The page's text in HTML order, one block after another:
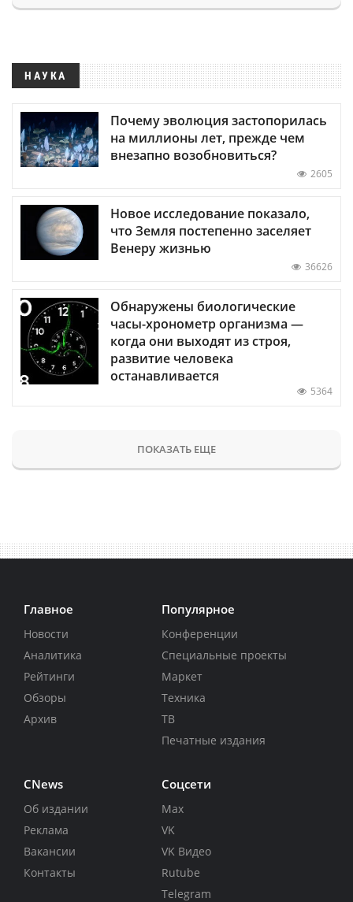
НАУКА
Почему эволюция застопорилась
на миллионы лет, прежде чем
внезапно возобновиться?
2605
Новое исследование показало,
что Земля постепенно заселяет
Венеру жизнью
36626
Обнаружены биологические
часы-хронометр организма —
когда они выходят из строя,
развитие человека
останавливается
5364
ПОКАЗАТЬ ЕЩЕ
Главное
Новости
Аналитика
Рейтинги
Обзоры
Архив
Популярное
Конференции
Специальные проекты
Маркет
Техника
ТВ
Печатные издания
CNews
Об издании
Реклама
Вакансии
Контакты
Соцсети
Max
VK
VK Видео
Rutube
Telegram